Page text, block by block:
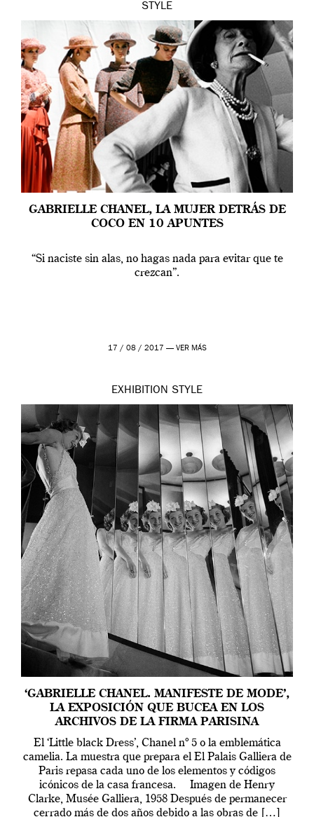
STYLE
GABRIELLE CHANEL, LA MUJER DETRÁS DE
COCO EN 10 APUNTES
“Si naciste sin alas, no hagas nada para evitar que te
crezcan”.
17 / 08 / 2017 — VER MÁS
EXHIBITION STYLE
‘GABRIELLE CHANEL. MANIFESTE DE MODE’,
LA EXPOSICIÓN QUE BUCEA EN LOS
ARCHIVOS DE LA FIRMA PARISINA
El ‘Little black Dress’, Chanel nº 5 o la emblemática
camelia. La muestra que prepara el El Palais Galliera de
Paris repasa cada uno de los elementos y códigos
icónicos de la casa francesa. Imagen de Henry
Clarke, Musée Galliera, 1958 Después de permanecer
cerrado más de dos años debido a las obras de […]